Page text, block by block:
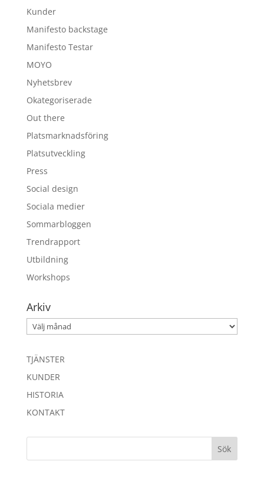
Kunder
Manifesto backstage
Manifesto Testar
MOYO
Nyhetsbrev
Okategoriserade
Out there
Platsmarknadsföring
Platsutveckling
Press
Social design
Sociala medier
Sommarbloggen
Trendrapport
Utbildning
Workshops
Arkiv
Arkiv
TJÄNSTER
KUNDER
HISTORIA
KONTAKT